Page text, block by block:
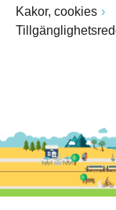
Kakor, cookies